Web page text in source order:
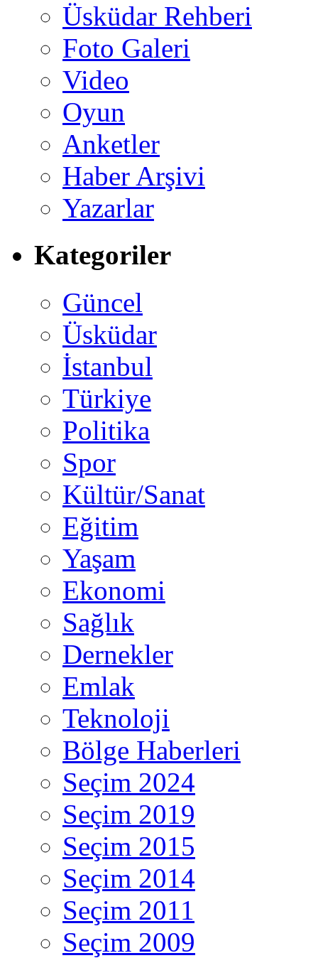
Üsküdar Rehberi
Foto Galeri
Video
Oyun
Anketler
Haber Arşivi
Yazarlar
Kategoriler
Güncel
Üsküdar
İstanbul
Türkiye
Politika
Spor
Kültür/Sanat
Eğitim
Yaşam
Ekonomi
Sağlık
Dernekler
Emlak
Teknoloji
Bölge Haberleri
Seçim 2024
Seçim 2019
Seçim 2015
Seçim 2014
Seçim 2011
Seçim 2009